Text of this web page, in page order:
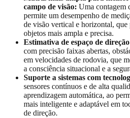
campo de visão: Uma contagem
permite um desempenho de
de visão vertical e horizontal,
objetos mais ampla e precisa.
Estimativa de espaço de
com precisão faixas abertas,
em velocidades de rodovia, que
a consciência situacional e a
Suporte a sistemas com
sensores contínuos e de alta
aprendizagem automática, ao
mais inteligente e adaptável em
de direção.